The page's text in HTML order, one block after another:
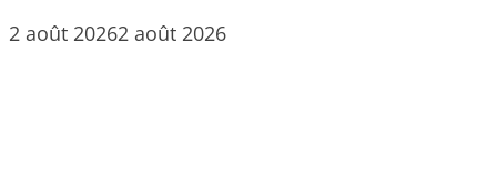
2 août 20262 août 2026